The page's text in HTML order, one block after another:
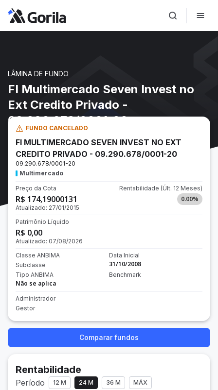
LÂMINA DE FUNDO
FI Multimercado Seven Invest no
Ext Credito Privado -
09.290.678/0001-20
FUNDO CANCELADO
FI MULTIMERCADO SEVEN INVEST NO EXT
CREDITO PRIVADO - 09.290.678/0001-20
09.290.678/0001-20
Multimercado
Preço da Cota
R$ 174,19000131
Atualizado: 27/01/2015
Rentabilidade (Últ. 12 Meses)
0.00%
Patrimônio Líquido
R$ 0,00
Atualizado: 07/08/2026
Classe ANBIMA
Subclasse
Tipo ANBIMA
Não se aplica
Data Inicial
31/10/2008
Benchmark
Administrador
Gestor
Comparar fundos
Rentabilidade
Período 12 M 24 M 36 M MÁX